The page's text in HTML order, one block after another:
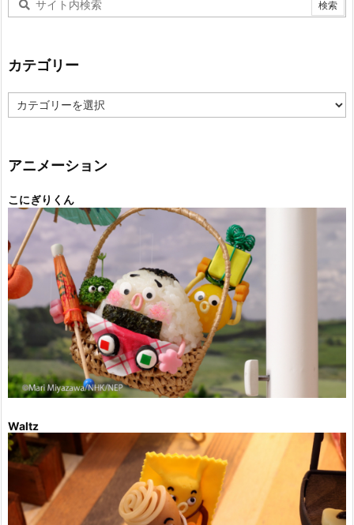
カテゴリー
テ
ー
アニメーション
こにぎりくん
Waltz